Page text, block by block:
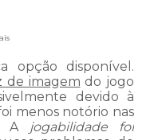
opção disponível.
de imagem do jogo
devido à
menos notório nas
A jogabilidade foi